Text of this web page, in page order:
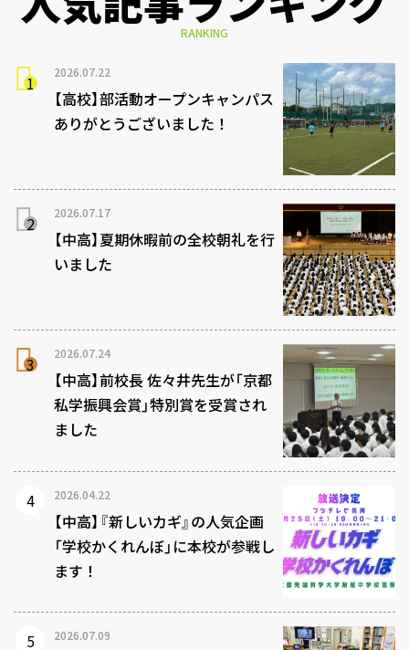
RANKING
2026.07.22
【高校】部活動オープンキャンパス
ありがとうございました！
2026.07.17
【中高】夏期休暇前の全校朝礼を行
いました
2026.07.24
【中高】前校長 佐々井先生が「京都
私学振興会賞」特別賞を受賞され
ました
2026.04.22
【中高】『新しいカギ』の人気企画
「学校かくれんぼ」に本校が参戦し
ます！
2026.07.09